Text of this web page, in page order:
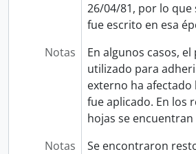
26/04/81, por lo que
fue escrito en esa
Notas
En algunos casos,
utilizado para
externo ha afectado
fue aplicado. En los
hojas se
Notas
Se encontraron